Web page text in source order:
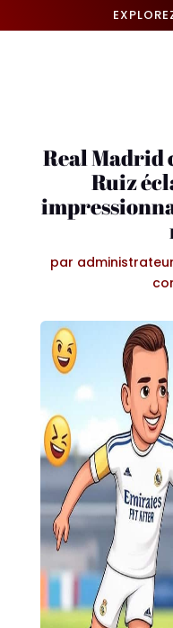
Real Madrid
Ruiz
par administrateur